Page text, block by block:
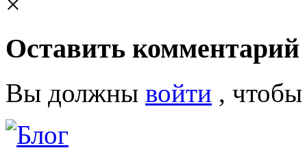
Оставить комментарий
Вы должны войти ,